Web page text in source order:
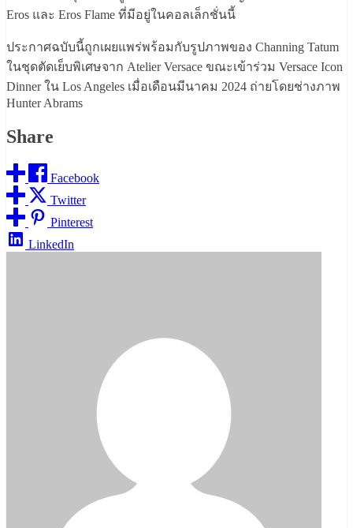
Eros และ Eros Flame ที่มีอยู่ในคอลเล็กชั่นนี้
ประกาศฉบับนี้ถูกเผยแพร่พร้อมกับรูปภาพของ Channing Tatum
ในชุดตัดเย็บพิเศษจาก Atelier Versace ขณะเข้าร่วม Versace Icon
Dinner ใน Los Angeles เมื่อเดือนมีนาคม 2024 ถ่ายโดยช่างภาพ
Hunter Abrams
Share
Facebook
Twitter
Pinterest
LinkedIn